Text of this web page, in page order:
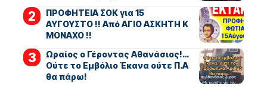
ΠΡΟΦΗΤΕΙΑ ΣΟΚ για 15
ΑΥΓΟΥΣΤΟ !! Από ΑΓΙΟ ΑΣΚΗΤΗ Κ
ΜΟΝΑΧΟ !!
Ωραίος ο Γέροντας Αθανάσιος!…
Ούτε το Εμβόλιο Έκανα ούτε Π.Α
θα πάρω!